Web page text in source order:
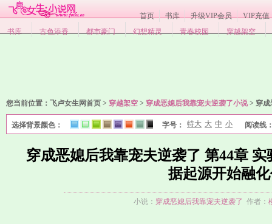
首页 书库 升级VIP会员
VIP充值
书库
古色添香 都市豪门 幻想精灵 青春校园 穿越架空
您当前位置： 飞卢女生网首页 > 穿越架空 > 穿成恶媳后我靠宠夫逆袭了小说> 穿成
选择背景颜色：
1
2 3 4 5 6 7 8
字号： 特大 大 中 小 阅读线
穿成恶媳后我靠宠夫逆袭了 第44章
据起源开始融
小说： 穿成恶媳后我靠宠夫逆袭了 作者：